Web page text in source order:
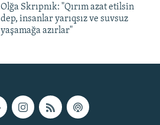
Olğa Skrıpnık: "Qırım azat etilsin
dep, insanlar yarıqsız ve suvsuz
yaşamağa azırlar"